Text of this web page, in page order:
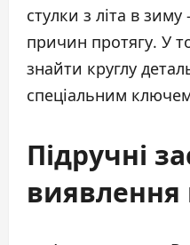
стулки з літа в
причин протягу. У
знайти круглу
спеціальним
Підручні
виявлення